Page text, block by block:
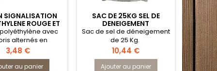
SIGNALISATION
ROUGE ET
BLANC
avec
alternés en
50mm X 100ml
Prix
3,48 €
au panier
SAC DE 25KG SEL DE
DENEIGEMENT
Sac de sel de déneigement
de 25 Kg.
Prix
10,44 €
Ajouter au panier